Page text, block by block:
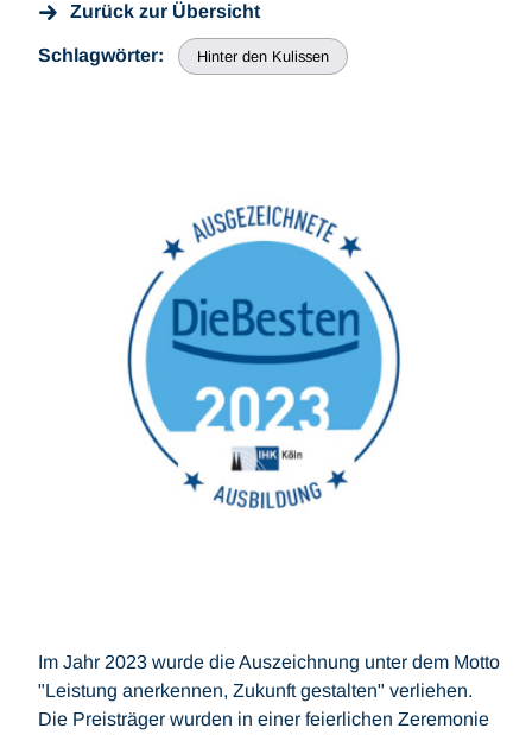
Zurück zur Übersicht
Schlagwörter: Hinter den Kulissen
Im Jahr 2023 wurde die Auszeichnung unter dem Motto
"Leistung anerkennen, Zukunft gestalten" verliehen.
Die Preisträger wurden in einer feierlichen Zeremonie